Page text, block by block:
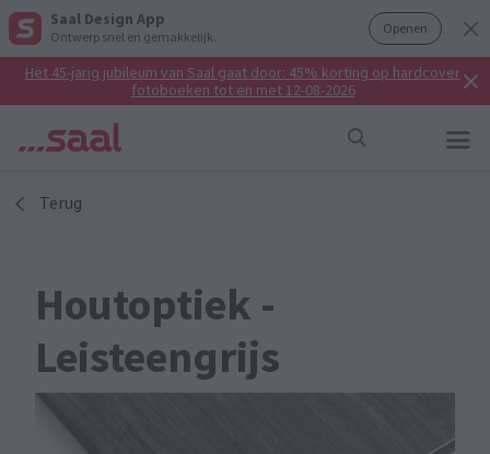
Saal Design App
Ontwerp snel en gemakkelijk. Openen
Het 45-jarig jubileum van Saal gaat door: 45% korting op hardcover
fotoboeken tot en met 12-08-2026
Terug
Houtoptiek -
Leisteengrijs